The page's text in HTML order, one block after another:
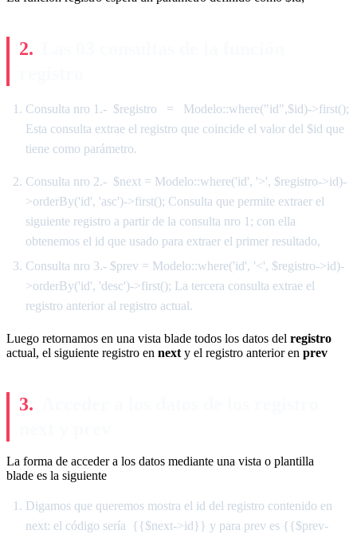
Consulta nro 1.- $registro = Modelo::where("id",$id)->first();
Esta consulta extrae el registro que coincide el valor del $id que
tiene como parámetro.
Consulta nro 2.- $next = Modelo::where('id', '>', $registro->id)-
>orderBy('id', 'asc')->first(); Consulta que permite extraer el
siguiente registro a partir de la consulta nro 1; con ella
obtenemos el id que usado para extraer el primer resultado,
Consulta nro 3.- $prev = Modelo::where('id', '<', $registro->id)-
>orderBy('id', 'desc')->first(); La tercera consulta extrae el
registro anterior al registro actual.
Luego retornamos en una vista blade todos los datos del registro
actual, el siguiente registro en next y el registro anterior en prev
La forma de acceder a los datos mediante una vista o plantilla
blade es la siguiente
Digamos que queremos mostra el id del registro contenido en
next: el código sería {{$next->id}} y para prev es {{$prev-